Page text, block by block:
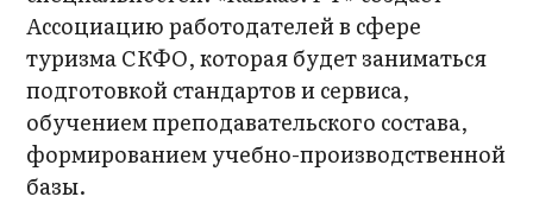
Ассоциацию работодателей в сфере
туризма СКФО, которая будет заниматься
подготовкой стандартов и сервиса,
обучением преподавательского состава,
формированием учебно-производственной
базы.